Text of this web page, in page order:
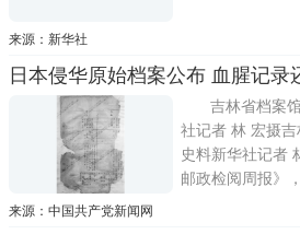
来源：新华社
日本侵华原始档案公布 血腥记录
吉林省档案
社记者 林 宏摄
史料新华社记者
邮政检阅周报》
信件摘抄，记录
来源：中国共产党新闻网